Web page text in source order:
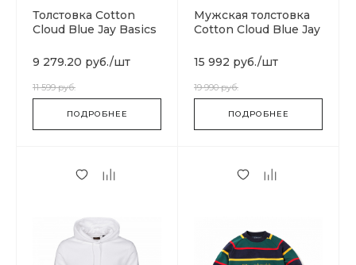
Толстовка Cotton
Cloud Blue Jay Basics
9 279.20 руб./шт
11 599 руб.
ПОДРОБНЕЕ
Мужская толстовка
Cotton Cloud Blue Jay
701562851.V0029
15 992 руб./шт
19 990 руб.
ПОДРОБНЕЕ